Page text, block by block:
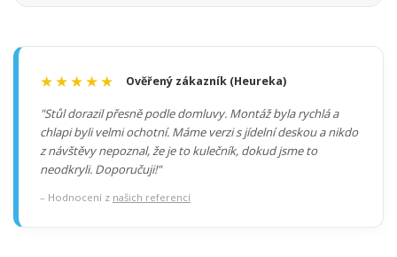
★★★★★ Ověřený zákazník (Heureka)
"Stůl dorazil přesně podle domluvy. Montáž byla rychlá a
chlapi byli velmi ochotní. Máme verzi s jídelní deskou a nikdo
z návštěvy nepoznal, že je to kulečník, dokud jsme to
neodkryli. Doporučuji!"
– Hodnocení z našich referencí